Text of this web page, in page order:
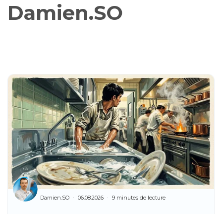
Damien.SO
Damien.SO 06.08.2026 9 minutes de lecture